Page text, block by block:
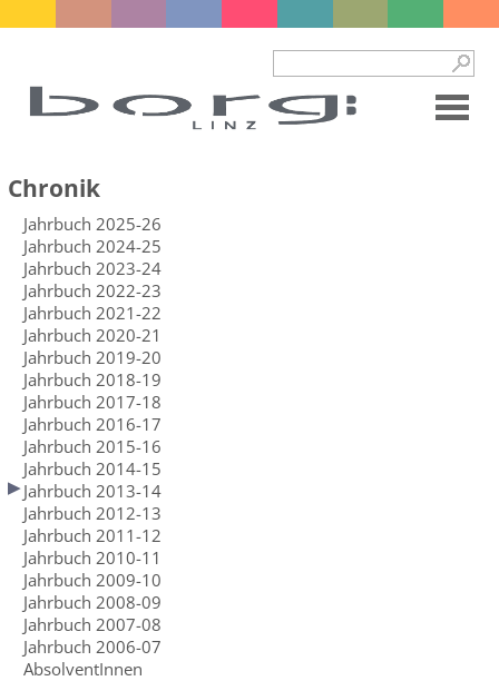
Chronik
Jahrbuch 2025-26
Jahrbuch 2024-25
Jahrbuch 2023-24
Jahrbuch 2022-23
Jahrbuch 2021-22
Jahrbuch 2020-21
Jahrbuch 2019-20
Jahrbuch 2018-19
Jahrbuch 2017-18
Jahrbuch 2016-17
Jahrbuch 2015-16
Jahrbuch 2014-15
Jahrbuch 2013-14
Jahrbuch 2012-13
Jahrbuch 2011-12
Jahrbuch 2010-11
Jahrbuch 2009-10
Jahrbuch 2008-09
Jahrbuch 2007-08
Jahrbuch 2006-07
AbsolventInnen